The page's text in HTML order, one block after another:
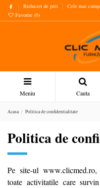
Reduceri de pret Cele mai
Favorite (0)
Meniu Cauta
Acasa Politica de confidentialitate
Politica de
Pe site-ul
toate activitatile care